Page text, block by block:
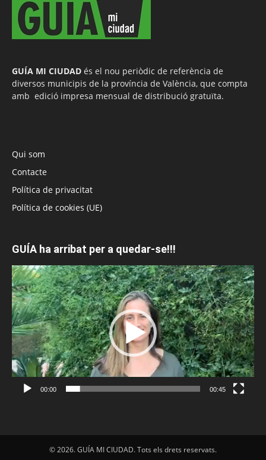
GUÍA MI CIUDAD és el nou periòdic de referència de
diversos municipis de la província de València, que compta
amb edició impresa mensual de distribució gratuïta.
Qui som
Contacte
Política de privacitat
Política de cookies (UE)
GUÍA ha arribat per a quedar-se!!!
Reproductor
de
vídeo
00:00 00:45
© 2026. GUÍA MI CIUDAD. Tots els drets reservats.